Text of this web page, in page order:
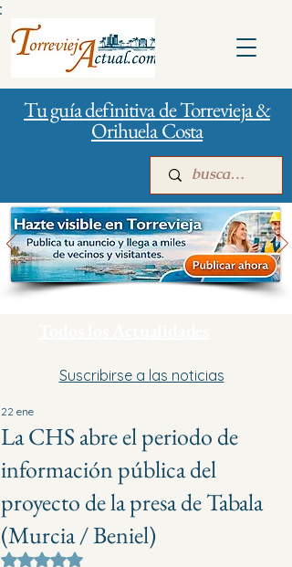
Tu guía definitiva de Torrevieja &
Orihuela Costa
Inicio Publicidad
Suscribirse a las noticias
La CHS abre el periodo de
información pública del
proyecto de la presa de Tabala
(Murcia / Beniel)
22 ene
Obtuvo NaN de 5 estrellas.